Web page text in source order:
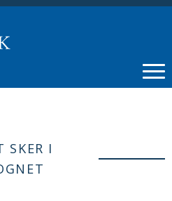
SKER I